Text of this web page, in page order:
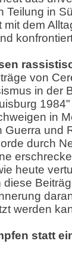
Teilung in
dem
von
in der
in
Guerra und
durch
heute
diese
werden
statt